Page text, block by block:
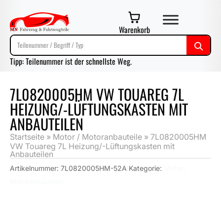
Warenkorb
Tipp: Teilenummer ist der schnellste Weg.
7L0820005HM VW TOUAREG 7L
HEIZUNG/-LÜFTUNGSKASTEN MIT
ANBAUTEILEN
Startseite » Motor / Motoranbauteile » 7L0820005HM
VW Touareg 7L Heizung/-Lüftungskasten mit
Anbauteilen
Artikelnummer: 7L0820005HM-52A Kategorie: